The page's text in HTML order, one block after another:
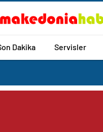
Dakika Servisler